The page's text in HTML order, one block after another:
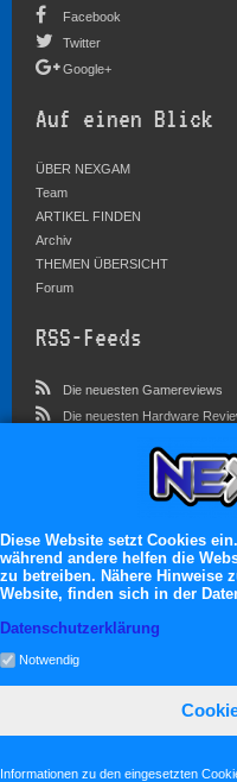
Facebook
Twitter
Google+
Auf einen Blick
ÜBER NEXGAM
Team
ARTIKEL FINDEN
Archiv
THEMEN ÜBERSICHT
Forum
RSS-Feeds
Die neuesten Gamereviews
Die neuesten Hardware
Im Forum sind zur Zeit 5827
Es erwarten dich:
13.119 registrierte Mitglieder
71.046 Themen
Diese Website setzt Cookies
während andere helfen die
zu betreiben. Nähere Hinweise
Website, finden sich in der
Datenschutzerklärung
Notwendig
Informationen zu den eingesetzten